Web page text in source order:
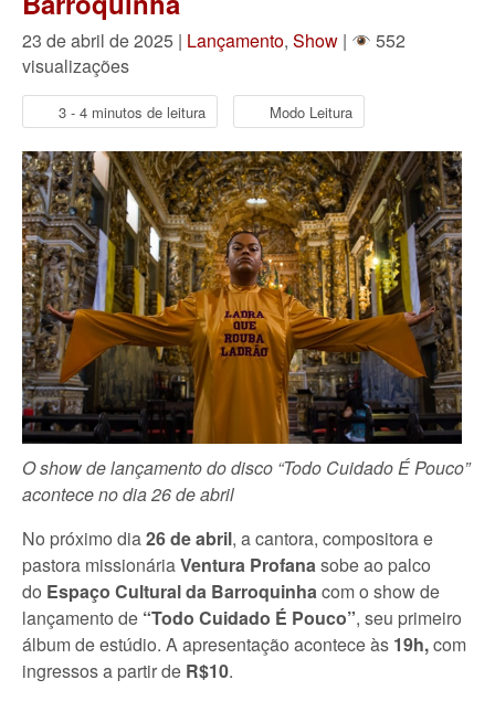
23 de abril de 2025 | Lançamento, Show |
552
visualizações
3 - 4 minutos de leitura Modo Leitura
O show de lançamento do disco “Todo Cuidado É Pouco”
acontece no dia 26 de abril
No próximo dia26 de abril, a cantora, compositora e
pastora missionáriaVentura Profanasobe ao palco
do Espaço Cultural da Barroquinhacom o show de
lançamento de “Todo Cuidado É Pouco”, seu primeiro
álbum de estúdio. A apresentação acontece às 19h,com
ingressos a partir de R$10.